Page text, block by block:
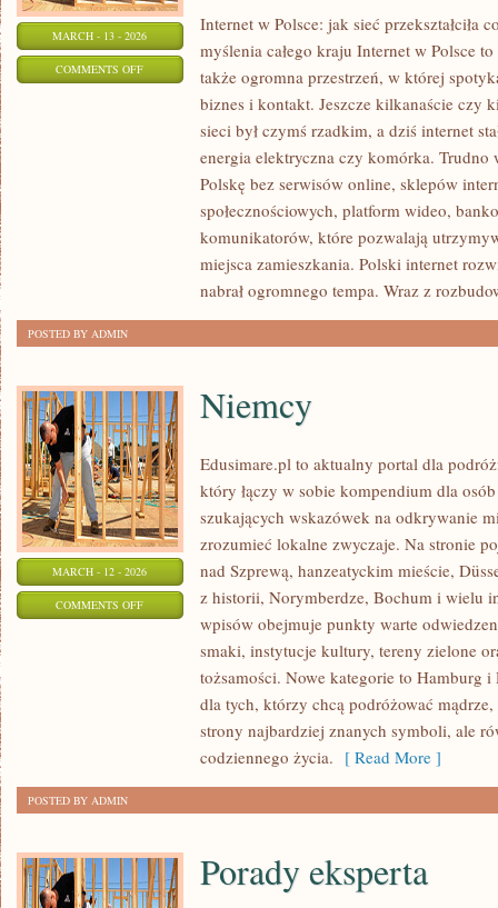
MARCH - 13 - 2026
COMMENTS OFFON
ODMIENIŁA
CODZIENNOŚĆ,
I
SPOSÓB
CAŁEGO
KRAJU
Internet w Polsce: jak sieć przekształciła
myślenia całego kraju Internet w Polsce
także ogromna przestrzeń, w której
biznes i kontakt. Jeszcze kilkanaście czy
sieci był czymś rzadkim, a dziś internet
energia elektryczna czy komórka. Trudno
Polskę bez serwisów online, sklepów
społecznościowych, platform wideo,
komunikatorów, które pozwalają
miejsca zamieszkania. Polski internet
nabrał ogromnego tempa. Wraz z
POSTED BY ADMIN
MARCH - 12 - 2026
COMMENTS OFFON
Niemcy
Edusimare.pl to aktualny portal dla
który łączy w sobie kompendium dla
szukających wskazówek na odkrywanie
zrozumieć lokalne zwyczaje. Na stronie
nad Szprewą, hanzeatyckim mieście,
z historii, Norymberdze, Bochum i wielu
wpisów obejmuje punkty warte
smaki, instytucje kultury, tereny zielone
tożsamości. Nowe kategorie to Hamburg
dla tych, którzy chcą podróżować
strony najbardziej znanych symboli, ale
codziennego życia. [ Read More ]
POSTED BY ADMIN
Porady eksperta